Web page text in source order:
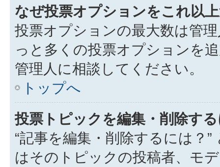
なぜ投票オプションをこれ以
投票オプションの最大数は管
っと多くの投票オプションを
管理人に相談してください。
トップへ
投票トピックを編集・削除す
“記事を編集・削除するには？
はそのトピックの投稿者、モ